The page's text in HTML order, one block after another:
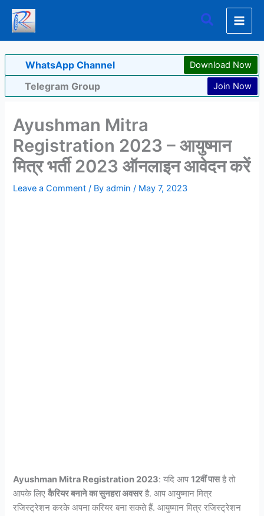
Skip
content
Search
WhatsApp Channel Download Now
Telegram Group Join Now
Ayushman Mitra
Registration 2023 – आयुष्मान
मित्र भर्ती 2023 ऑनलाइन आवेदन करें
Leave a Comment / Byadmin/ May 7, 2023
Ayushman Mitra Registration 2023: यदि आप12वीं पासहै तो
आपके लिएकैरियर बनाने का सुनहरा अवसरहै. आप आयुष्मान मित्र
रजिस्ट्रेशन करके अपना करियर बना सकते हैं. आयुष्मान मित्र रजिस्ट्रेशन